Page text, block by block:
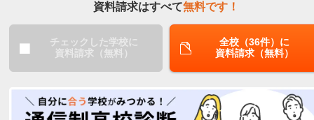
資料請求はすべて無料です！
チェックした学校に
資料請求（無料）
全校（36件）に
資料請求（無料）